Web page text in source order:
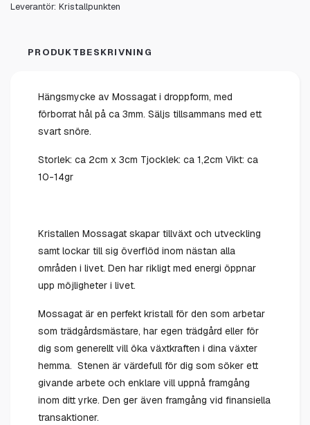
Leverantör: Kristallpunkten
PRODUKTBESKRIVNING
Hängsmycke av Mossagat i droppform, med
förborrat hål på ca 3mm. Säljs tillsammans med ett
svart snöre.
Storlek: ca 2cm x 3cm Tjocklek: ca 1,2cm Vikt: ca
10-14gr
Kristallen Mossagat skapar tillväxt och utveckling
samt lockar till sig överflöd inom nästan alla
områden i livet. Den har rikligt med energi öppnar
upp möjligheter i livet.
Mossagat är en perfekt kristall för den som arbetar
som trädgårdsmästare, har egen trädgård eller för
dig som generellt vill öka växtkraften i dina växter
hemma. Stenen är värdefull för dig som söker ett
givande arbete och enklare vill uppnå framgång
inom ditt yrke. Den ger även framgång vid finansiella
transaktioner.